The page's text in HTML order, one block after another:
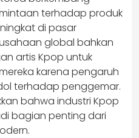
terhadap produk
di pasar
global bahkan
artis Kpop untuk
karena pengaruh
terhadap penggemar.
bahwa industri Kpop
bagian penting dari